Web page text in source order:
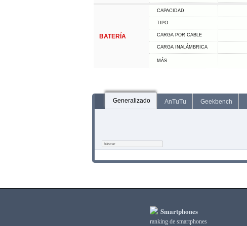
BATERÍA
CAPACIDAD
TIPO
CARGA POR CABLE
CARGA INALÁMBRICA
MÁS
Generalizado AnTuTu Geekbench
Smartphones
ranking de smartphones